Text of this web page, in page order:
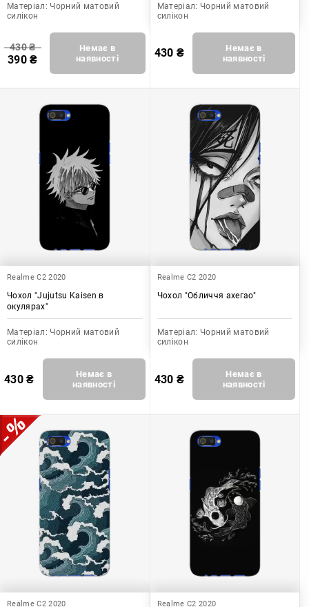
Матеріал: Чорний матовий
силікон
430₴
390₴
Немає в
наявності
Матеріал: Чорний матовий
силікон
430 ₴
Немає в
наявності
Realme C2 2020
Чохол "Jujutsu Kaisen в
окулярах"
Матеріал: Чорний матовий
силікон
430₴
Немає в
наявності
Realme C2 2020
Чохол "Обличчя ахегао"
Матеріал: Чорний матовий
силікон
430 ₴
Немає в
наявності
Realme C2 2020 Realme C2 2020